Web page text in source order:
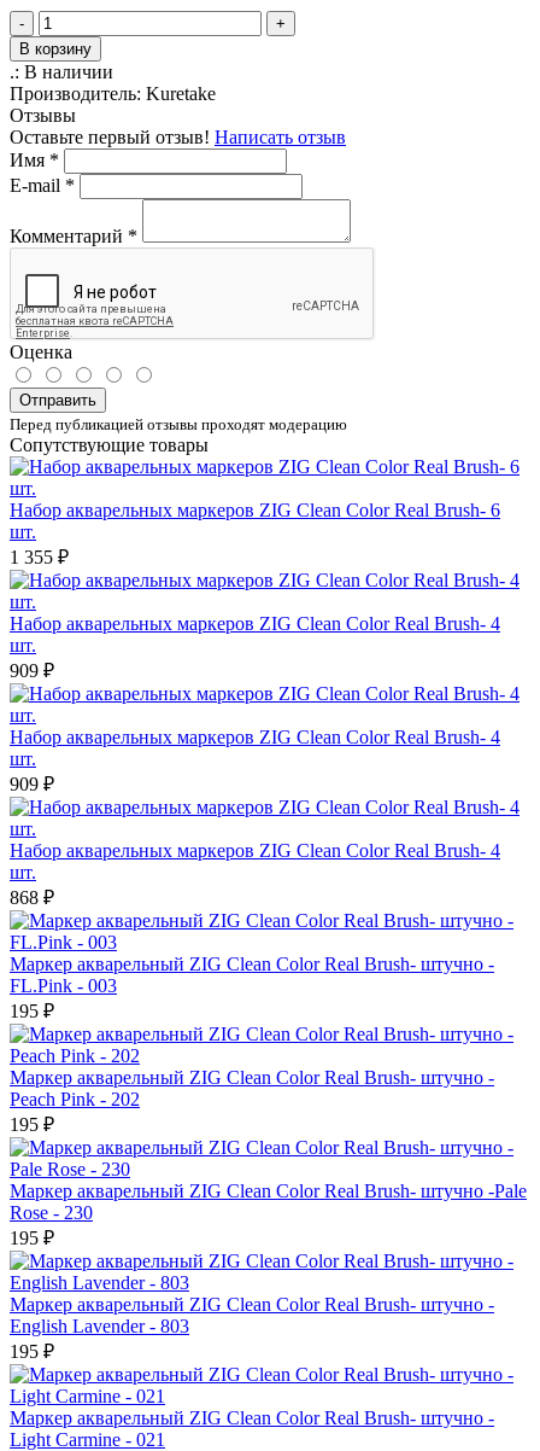
-
+
В корзину
.: В наличии
Производитель: Kuretake
Отзывы
Оставьте первый отзыв! Написать отзыв
Имя *
E-mail *
Комментарий *
Оценка
Отправить
Перед публикацией отзывы проходят модерацию
Сопутствующие товары
Набор акварельных маркеров ZIG Clean Color Real Brush- 6
шт.
1 355 ₽
Набор акварельных маркеров ZIG Clean Color Real Brush- 4
шт.
909 ₽
Набор акварельных маркеров ZIG Clean Color Real Brush- 4
шт.
909 ₽
Набор акварельных маркеров ZIG Clean Color Real Brush- 4
шт.
868 ₽
Маркер акварельный ZIG Clean Color Real Brush- штучно -
FL.Pink - 003
195 ₽
Маркер акварельный ZIG Clean Color Real Brush- штучно -
Peach Pink - 202
195 ₽
Маркер акварельный ZIG Clean Color Real Brush- штучно -Pale
Rose - 230
195 ₽
Маркер акварельный ZIG Clean Color Real Brush- штучно -
English Lavender - 803
195 ₽
Маркер акварельный ZIG Clean Color Real Brush- штучно -
Light Carmine - 021